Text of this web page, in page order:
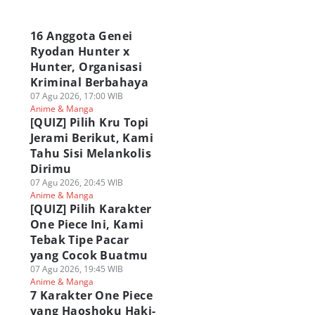
16 Anggota Genei
Ryodan Hunter x
Hunter, Organisasi
Kriminal Berbahaya
07 Agu 2026, 17:00 WIB
Anime & Manga
[QUIZ] Pilih Kru Topi
Jerami Berikut, Kami
Tahu Sisi Melankolis
Dirimu
07 Agu 2026, 20:45 WIB
Anime & Manga
[QUIZ] Pilih Karakter
One Piece Ini, Kami
Tebak Tipe Pacar
yang Cocok Buatmu
07 Agu 2026, 19:45 WIB
Anime & Manga
7 Karakter One Piece
yang Haoshoku Haki-